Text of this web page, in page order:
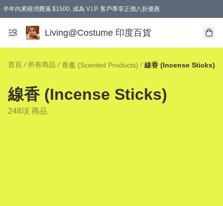
半年內累積消費滿 $1500, 成為 V.I.P. 客戶專享正價八折優惠
滿$600免本地運費
Living@Costume 印度百貨
首頁 / 所有商品 / 香薰 (Scented Products) / 線香 (Incense Sticks)
線香 (Incense Sticks)
248項 商品